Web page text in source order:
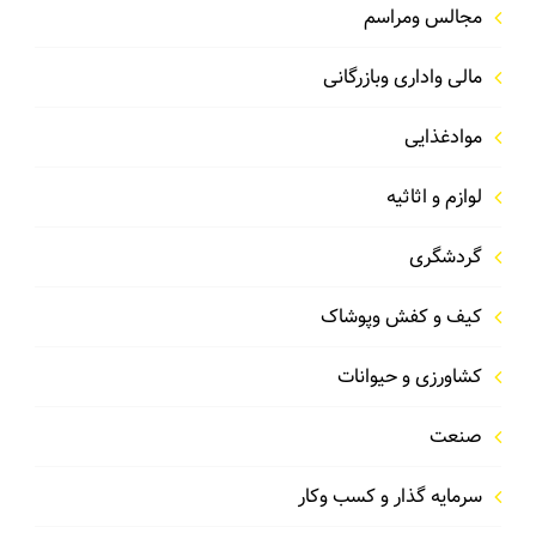
مجالس ومراسم
مالی واداری وبازرگانی
موادغذایی
لوازم و اثاثیه
گردشگری
کیف و کفش وپوشاک
کشاورزی و حیوانات
صنعت
سرمایه گذار و کسب وکار